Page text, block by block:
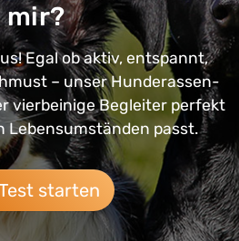
mir?
Egal ob aktiv, entspannt,
– unser Hunderassen-
vierbeinige Begleiter perfekt
Lebensumständen passt.
starten